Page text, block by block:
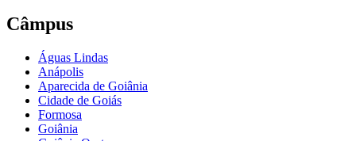
Câmpus
Águas Lindas
Anápolis
Aparecida de Goiânia
Cidade de Goiás
Formosa
Goiânia